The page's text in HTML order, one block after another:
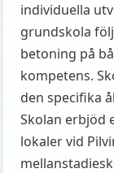
individuella
grundskola
betoning på
kompetens.
den specifika
Skolan erbjöd
lokaler vid